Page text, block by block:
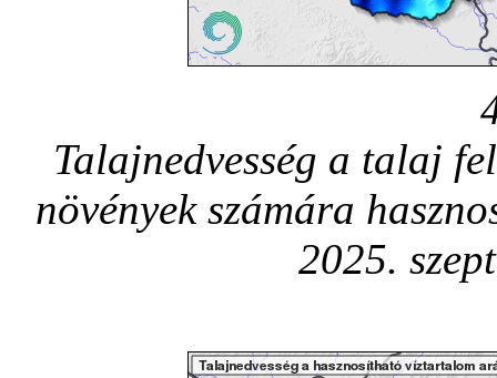
Talajnedvesség a talaj
növények számára
2025.